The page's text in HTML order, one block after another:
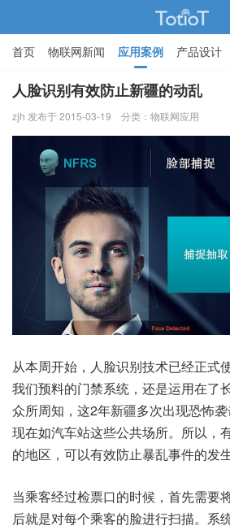
物联网的那些事 -
首页 物联网新闻 应用案例 产品设计
智能家居
人脸识别有效防止新疆的动乱
zjh 发布于 2015-03-19 分类： 物联网应用
从本周开始，人脸识别技术已经正式
我们预料的门禁系统，还是运用在了
众所周知，这2年新疆多次出现恐怖
现在如汽车站这些公共场所。所以，
的地区，可以有效防止暴乱事件的发生
当乘客经过检票口的时候，首先需要
后就是对每个乘客的脸进行扫描。系